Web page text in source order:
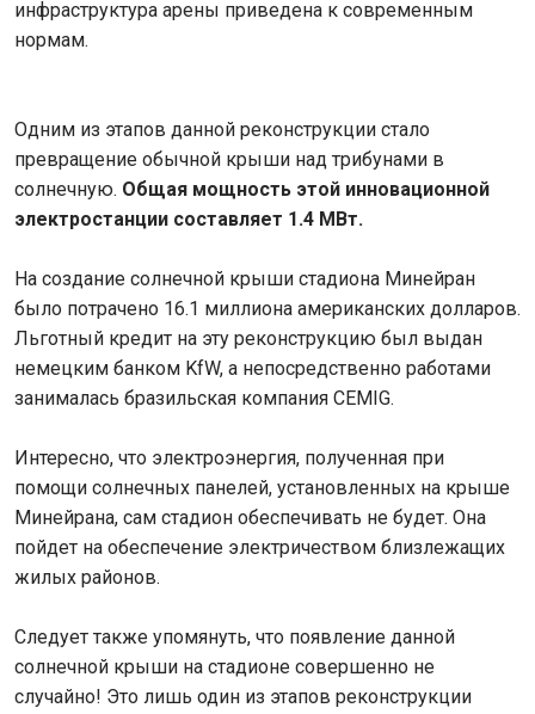
инфраструктура арены приведена к современным
нормам.
Одним из этапов данной реконструкции стало
превращение обычной крыши над трибунами в
солнечную. Общая мощность этой инновационной
электростанции составляет 1.4 МВт.
На создание солнечной крыши стадиона Минейран
было потрачено 16.1 миллиона американских долларов.
Льготный кредит на эту реконструкцию был выдан
немецким банком KfW, а непосредственно работами
занималась бразильская компания CEMIG.
Интересно, что электроэнергия, полученная при
помощи солнечных панелей, установленных на крыше
Минейрана, сам стадион обеспечивать не будет. Она
пойдет на обеспечение электричеством близлежащих
жилых районов.
Следует также упомянуть, что появление данной
солнечной крыши на стадионе совершенно не
случайно! Это лишь один из этапов реконструкции